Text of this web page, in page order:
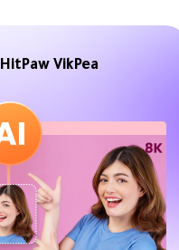
HitPaw VikPea